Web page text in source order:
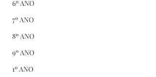
6º ANO
7º ANO
8º ANO
9º ANO
1º ANO